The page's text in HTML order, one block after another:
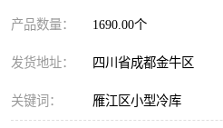
产品数量： 1690.00个
发货地址： 四川省成都金牛区
关键词： 雁江区小型冷库